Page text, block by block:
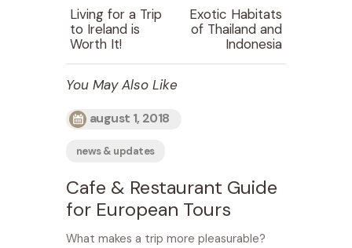
Living for a Trip
to Ireland is
Worth It!
Exotic Habitats
of Thailand and
Indonesia
You May Also Like
august 1, 2018
news & updates
Cafe & Restaurant Guide
for European Tours
What makes a trip more pleasurable?